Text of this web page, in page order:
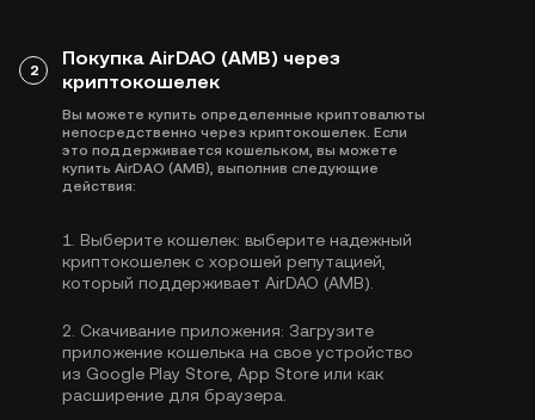
2
Покупка AirDAO (AMB) через
криптокошелек
Вы можете купить определенные криптовалюты
непосредственно через криптокошелек. Если
это поддерживается кошельком, вы можете
купить AirDAO (AMB), выполнив следующие
действия:
1. Выберите кошелек: выберите надежный
криптокошелек с хорошей репутацией,
который поддерживает AirDAO (AMB).
2. Скачивание приложения: Загрузите
приложение кошелька на свое устройство
из Google Play Store, App Store или как
расширение для браузера.